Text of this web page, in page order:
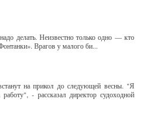
делать. Неизвестно только одно — кто
Врагов у малого би...
на прикол до следующей весны. "Я
- рассказал директор судоходной